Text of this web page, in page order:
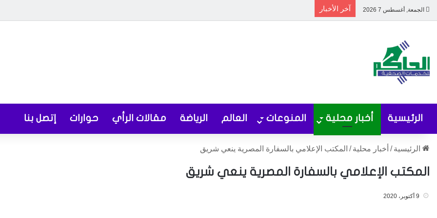
الجمعة, أغسطس 7 2026 آخر الأخبار
الرئيسية أخبار محلية المنوعات العالم الرياضة مقالات الرأي حوارات إتصل بنا
الرئيسية / أخبار محلية / المكتب الإعلامي بالسفارة المصرية ينعي شريق
المكتب الإعلامي بالسفارة المصرية ينعي شريق
9 أكتوبر، 2020